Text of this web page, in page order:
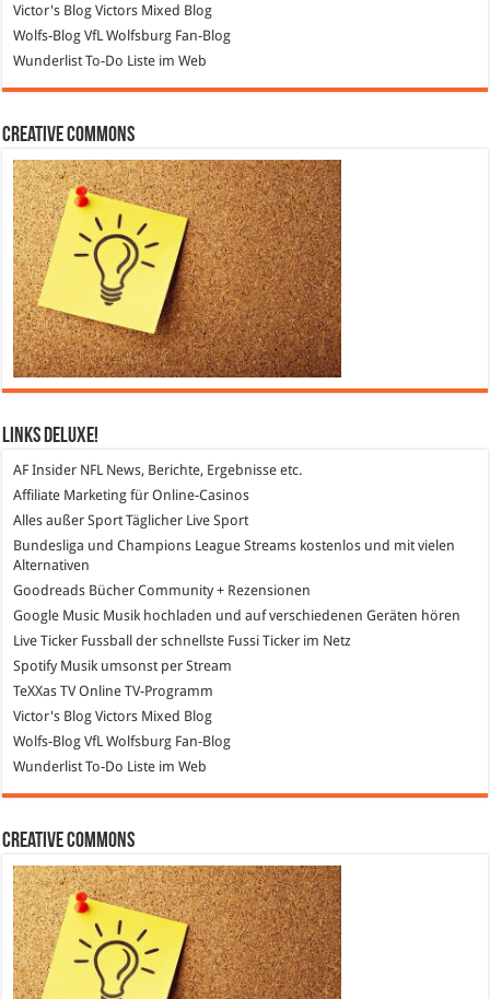
Victor's Blog Victors Mixed Blog
Wolfs-Blog VfL Wolfsburg Fan-Blog
Wunderlist To-Do Liste im Web
Creative Commons
Links DeLuXe!
AF Insider NFL News, Berichte, Ergebnisse etc.
Affiliate Marketing für Online-Casinos
Alles außer SportTäglicher Live Sport
Bundesliga und Champions League Streams kostenlos und mit vielen
Alternativen
Goodreads Bücher Community + Rezensionen
Google Music Musik hochladen und auf verschiedenen Geräten hören
Live Ticker Fussball
der schnellste Fussi Ticker im Netz
SpotifyMusik umsonst per Stream
TeXXas TVOnline TV-Programm
Victor's Blog Victors Mixed Blog
Wolfs-Blog VfL Wolfsburg Fan-Blog
WunderlistTo-Do Liste im Web
Creative Commons